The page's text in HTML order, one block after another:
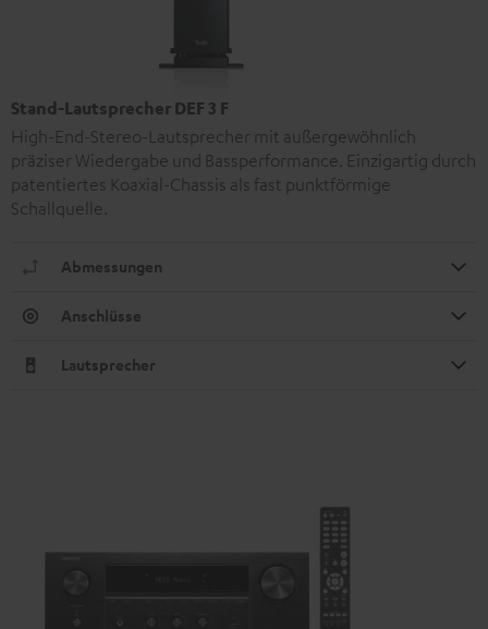
Stand-Lautsprecher DEF 3 F
High-End-Stereo-Lautsprecher mit außergewöhnlich
präziser Wiedergabe und Bassperformance. Einzigartig durch
patentiertes Koaxial-Chassis als fast punktförmige
Schallquelle.
Abmessungen
Anschlüsse
Lautsprecher